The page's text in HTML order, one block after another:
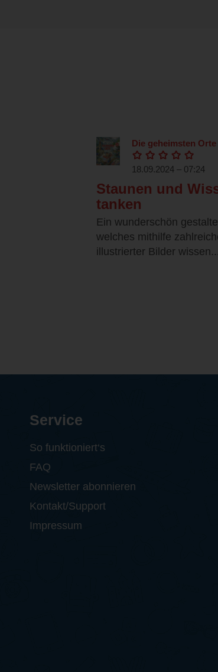
Die geheimsten
18.09.2024 – 07:24
Staunen und
tanken
Ein wunderschön
welches mithilfe
illustrierter Bilder wissen...
Service
So funktioniert‘s
FAQ
Newsletter abonnieren
Kontakt/Support
Impressum